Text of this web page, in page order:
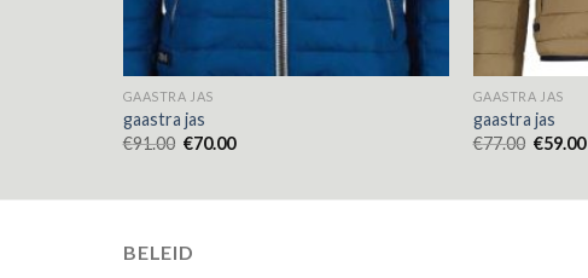
GAASTRA JAS
gaastra jas
€91.00 €70.00
GAASTRA JAS
gaastra jas
€77.00 €59.00
BELEID